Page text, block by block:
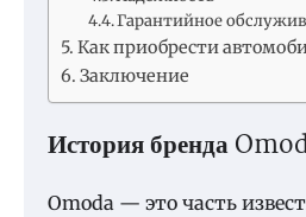
Гарантийное
Как приобрести
Заключение
История бренда
Omoda — это часть